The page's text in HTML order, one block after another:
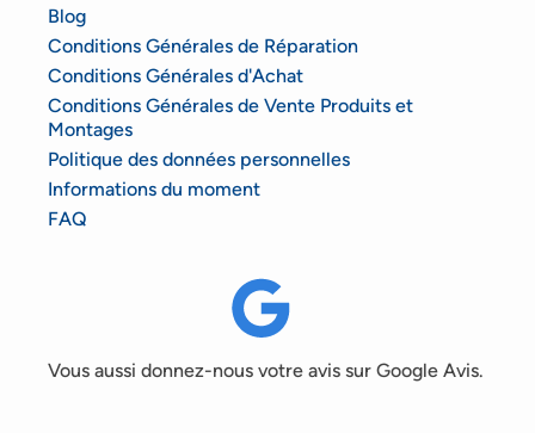
Blog
Conditions Générales de Réparation
Conditions Générales d'Achat
Conditions Générales de Vente Produits et
Montages
Politique des données personnelles
Informations du moment
FAQ
Vous aussi donnez-nous votre avis sur Google Avis.